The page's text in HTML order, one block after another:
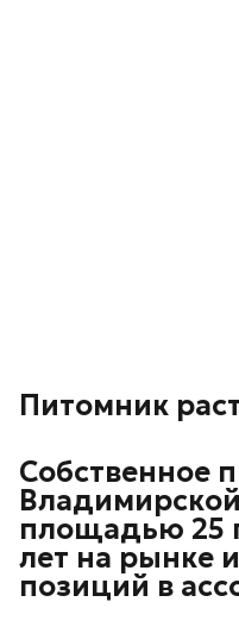
Питомник
Собственное
площадью 25
лет на рынке
позиций в